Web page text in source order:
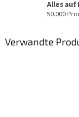
Alles auf
50.000
Verwandte